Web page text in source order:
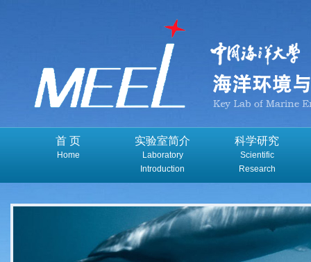
首 页
Home
实验室简介
Laboratory
Introduction
科学研究
Scientific
Research